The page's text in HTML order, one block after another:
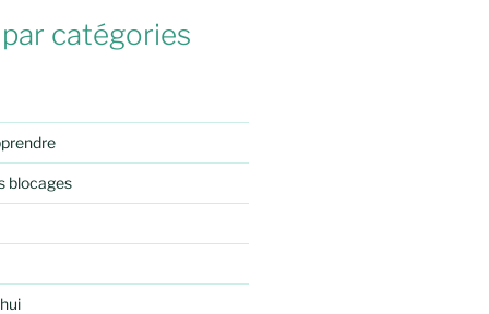
catégories
blocages